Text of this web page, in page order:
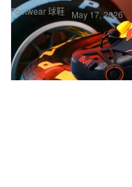
Footwear 球鞋 May 17, 2026